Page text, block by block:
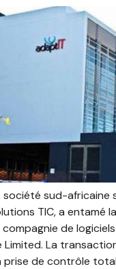
société sud-africaine
TIC, a entamé
compagnie de
Limited. La
prise de contrôle